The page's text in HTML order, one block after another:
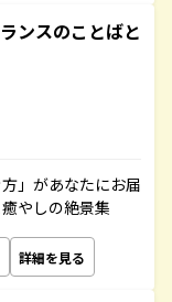
ンスのことばと
」があなたにお届
やしの絶景集
詳細を見る